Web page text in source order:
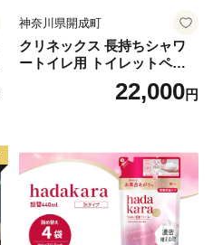
神奈川県開成町
クリネックス 長持ちシャワ
ートイレ用 トイレットペー
パー（ダブル）64ロール(8ロ
ール×8パック) 開成町 トイレ
蓄 防災 エコ 消耗品 生活雑貨
生活用品 無香料 トイレット
ペーパー ダブル といれっと
ぺーぱー トイレ クレシア ト
イレットペーパー [BDBH002
-1]
22,000円